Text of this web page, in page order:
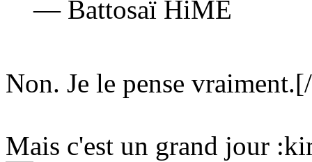
— Battosaï HiME
Non. Je le pense vraiment.
Mais c'est un grand jour